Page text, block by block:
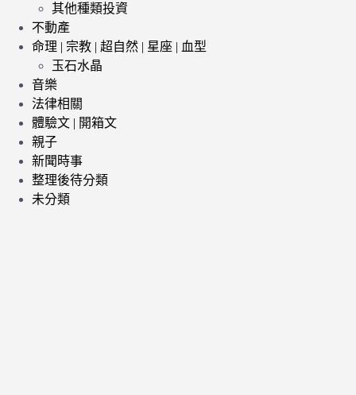
其他種類投資
不動產
命理 | 宗教 | 超自然 | 星座 | 血型
玉石水晶
音樂
法律相關
體驗文 | 開箱文
親子
新聞時事
整理後待分類
未分類